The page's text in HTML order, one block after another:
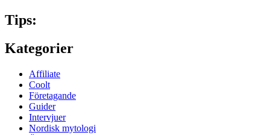
Tips:
Kategorier
Affiliate
Coolt
Företagande
Guider
Intervjuer
Nordisk mytologi